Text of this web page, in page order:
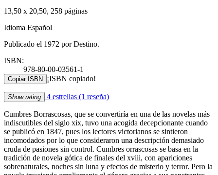
13,50 x 20,50, 258 páginas
Idioma Español
Publicado el 1972 por Destino.
ISBN:
978-80-00-03561-1
Copiar ISBN ¡ISBN copiado!
Show rating 4 estrellas (1 reseña)
Cumbres Borrascosas, que se convertiría en una de las novelas más
indiscutibles del siglo xix, tuvo una acogida decepcionante cuando
se publicó en 1847, pues los lectores victorianos se sintieron
incomodados por lo que consideraron una descripción demasiado
cruda de pasiones sin control. Cumbres orrascosas se basa en la
tradición de novela gótica de finales del xviii, con apariciones
sobrenaturales, noches sin luna y efectos de misterio y terror. Pero la